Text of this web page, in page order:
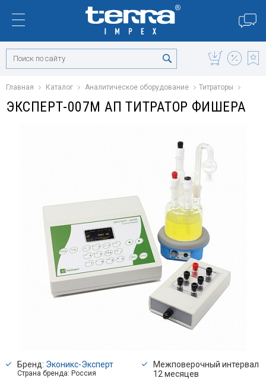
Главная Каталог Аналитическое оборудование Титраторы
ЭКСПЕРТ-007М АП ТИТРАТОР ФИШЕРА
Бренд: Эконикс-Эксперт
Страна бренда: Россия
Межповерочный интервал
12 месяцев